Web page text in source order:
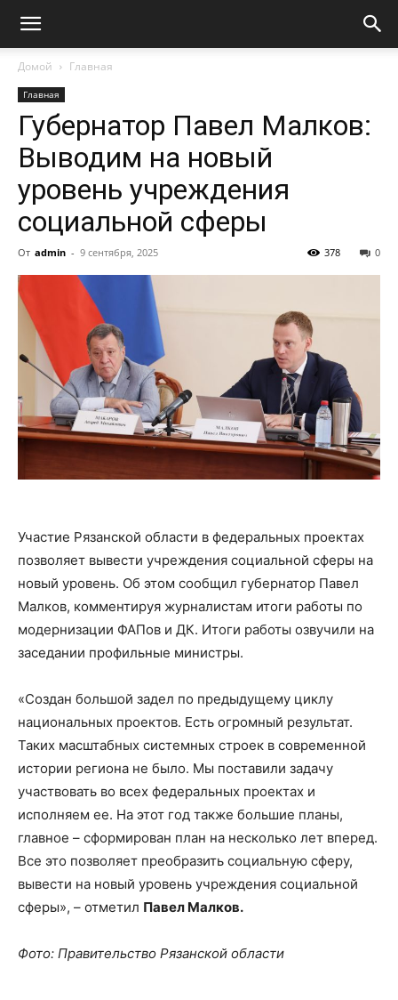
Домой Главная
Главная
Губернатор Павел Малков:
Выводим на новый
уровень учреждения
социальной сферы
От admin - 9 сентября, 2025 0
378
Участие Рязанской области в федеральных проектах
позволяет вывести учреждения социальной сферы на
новый уровень. Об этом сообщил губернатор Павел
Малков, комментируя журналистам итоги работы по
модернизации ФАПов и ДК. Итоги работы озвучили на
заседании профильные министры.
«Создан большой задел по предыдущему циклу
национальных проектов. Есть огромный результат.
Таких масштабных системных строек в современной
истории региона не было. Мы поставили задачу
участвовать во всех федеральных проектах и
исполняем ее. На этот год также большие планы,
главное – сформирован план на несколько лет вперед.
Все это позволяет преобразить социальную сферу,
вывести на новый уровень учреждения социальной
сферы», – отметил Павел Малков.
Фото: Правительство Рязанской области